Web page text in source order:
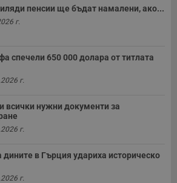
пенсии ще бъдат намалени, ако...
г.
спечели 650 000 долара от титлата
г.
всички нужни документи за
г.
дините в Гърция удариха историческо
г.
необходимо
Ефективност
бисквитки позволяват основната
уебсайта, като потребителско
на акаунта. Уебсайтът не може да
без строго необходими